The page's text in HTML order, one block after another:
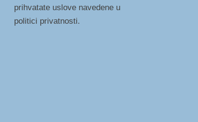
prihvatate uslove navedene u
politici privatnosti.